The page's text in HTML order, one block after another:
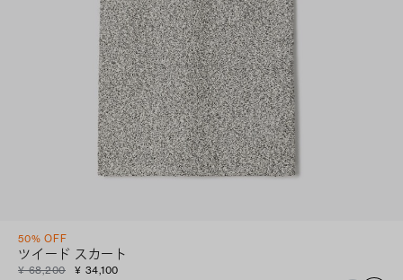
50% OFF
ツイード スカート
¥ 68,200
¥ 34,100